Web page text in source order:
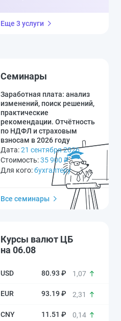
Еще 3 услуги
Семинары
Заработная плата: анализ
изменений, поиск решений,
практические
рекомендации. Отчётность
по НДФЛ и страховым
взносам в 2026 году
Дата:21 сентября 2026
Стоимость:35 900 ₽
Для кого:бухгалтеру
Все семинары
Курсы валют ЦБ
на 06.08
80.93 ₽ 1,07
93.19 ₽ 2,31
11.51 ₽ 0,14